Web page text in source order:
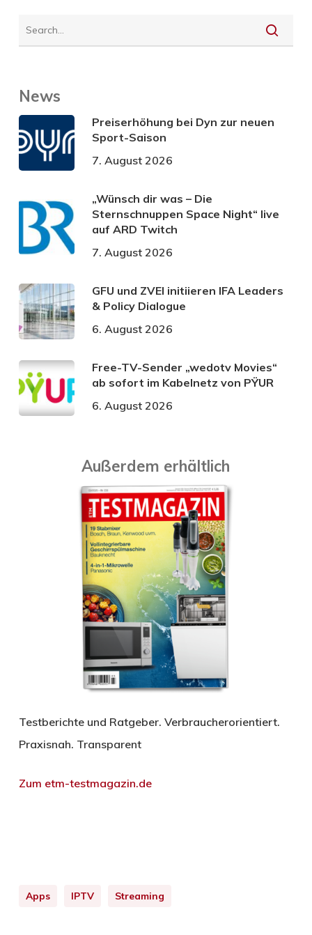
News
Preiserhöhung bei Dyn zur neuen
Sport-Saison
7. August 2026
„Wünsch dir was – Die
Sternschnuppen Space Night“ live
auf ARD Twitch
7. August 2026
GFU und ZVEI initiieren IFA Leaders
& Policy Dialogue
6. August 2026
Free-TV-Sender „wedotv Movies“
ab sofort im Kabelnetz von PŸUR
6. August 2026
Außerdem erhältlich
Testberichte und Ratgeber. Verbraucherorientiert.
Praxisnah. Transparent
Zum etm-testmagazin.de
Apps IPTV Streaming